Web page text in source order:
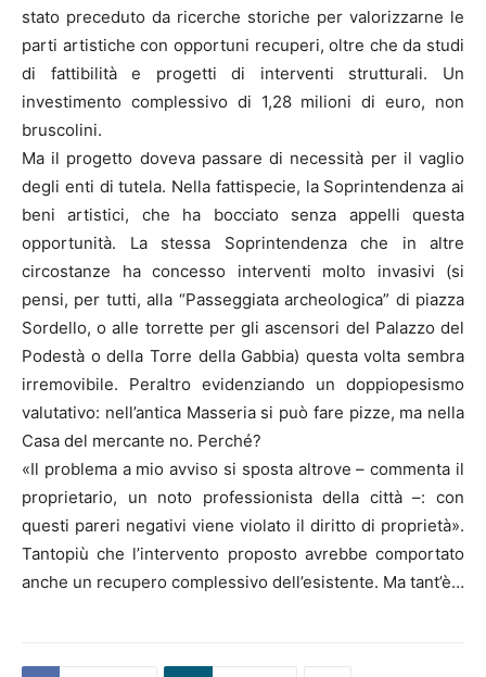
stato preceduto da ricerche storiche per valorizzarne le
parti artistiche con opportuni recuperi, oltre che da studi
di fattibilità e progetti di interventi strutturali. Un
investimento complessivo di 1,28 milioni di euro, non
bruscolini.
Ma il progetto doveva passare di necessità per il vaglio
degli enti di tutela. Nella fattispecie, la Soprintendenza ai
beni artistici, che ha bocciato senza appelli questa
opportunità. La stessa Soprintendenza che in altre
circostanze ha concesso interventi molto invasivi (si
pensi, per tutti, alla “Passeggiata archeologica” di piazza
Sordello, o alle torrette per gli ascensori del Palazzo del
Podestà o della Torre della Gabbia) questa volta sembra
irremovibile. Peraltro evidenziando un doppiopesismo
valutativo: nell’antica Masseria si può fare pizze, ma nella
Casa del mercante no. Perché?
«Il problema a mio avviso si sposta altrove – commenta il
proprietario, un noto professionista della città –: con
questi pareri negativi viene violato il diritto di proprietà».
Tantopiù che l’intervento proposto avrebbe comportato
anche un recupero complessivo dell’esistente. Ma tant’è…